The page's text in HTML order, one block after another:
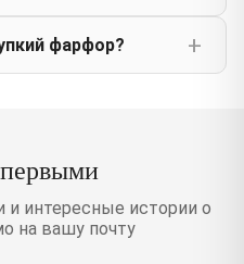
фарфор?
и интересные истории о
на вашу почту